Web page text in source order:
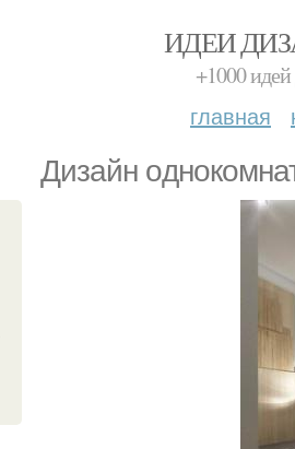
ИДЕИ
+1000
главная
Дизайн